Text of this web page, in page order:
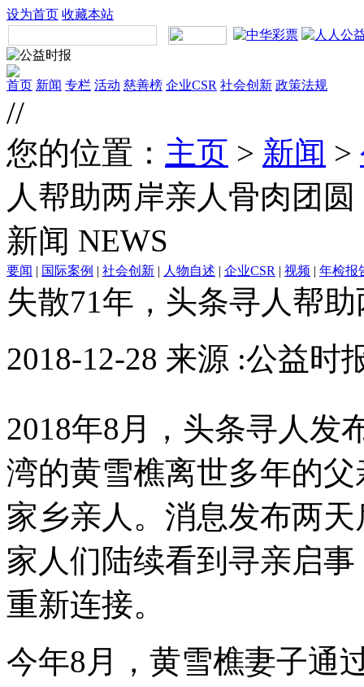
设为首页 收藏本站
首页 新闻 专栏 活动 慈善榜 企业CSR 社会创新 政策法规
//
您的位置： 主页 > 新闻 >
人帮助两岸亲人骨肉团圆
新闻 NEWS
要闻 | 国际案例 | 社会创新 | 人物自述 | 企业CSR | 视频 | 年检报
失散71年，头条寻人帮
2018-12-28 来源 :公益时
2018年8月，头条寻人发
湾的黄雪樵离世多年的
家乡亲人。消息发布两
家人们陆续看到寻亲启
重新连接。
今年8月，黄雪樵妻子通